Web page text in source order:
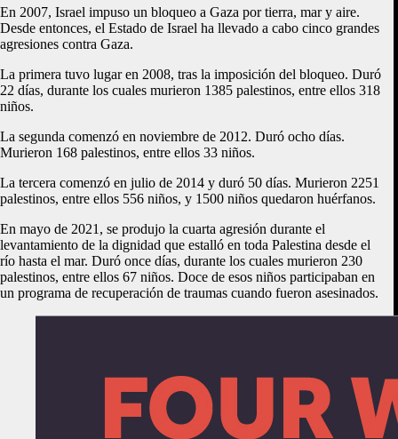
En 2007, Israel impuso un bloqueo a Gaza por tierra, mar y aire.
Desde entonces, el Estado de Israel ha llevado a cabo cinco grandes
agresiones contra Gaza.
La primera tuvo lugar en 2008, tras la imposición del bloqueo. Duró
22 días, durante los cuales murieron 1385 palestinos, entre ellos 318
niños.
La segunda comenzó en noviembre de 2012. Duró ocho días.
Murieron 168 palestinos, entre ellos 33 niños.
La tercera comenzó en julio de 2014 y duró 50 días. Murieron 2251
palestinos, entre ellos 556 niños, y 1500 niños quedaron huérfanos.
En mayo de 2021, se produjo la cuarta agresión durante el
levantamiento de la dignidad que estalló en toda Palestina desde el
río hasta el mar. Duró once días, durante los cuales murieron 230
palestinos, entre ellos 67 niños. Doce de esos niños participaban en
un programa de recuperación de traumas cuando fueron asesinados.